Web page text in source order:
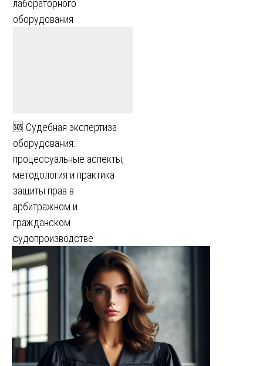
лабораторного
оборудования
🆘 Судебная экспертиза
оборудования:
процессуальные аспекты,
методология и практика
защиты прав в
арбитражном и
гражданском
судопроизводстве